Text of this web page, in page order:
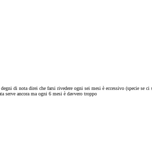
di nota direi che farsi rivedere ogni sei mesi è eccessivo (specie se
serve ancora ma ogni 6 mesi è davvero troppo